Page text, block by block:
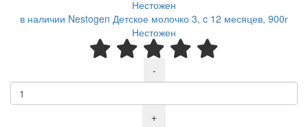
в наличии Nestogen Детское молочко 3, c 12 месяцев, 900г
Нестожен
-
+